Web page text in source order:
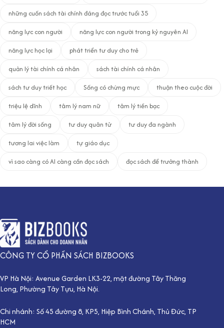
những cuốn sách tài chính đáng đọc trước tuổi 35
năng lực con người
năng lực con người trong kỷ nguyên AI
năng lực học lại
phát triển tư duy cho trẻ
quản lý tài chính cá nhân
sách tài chính cá nhân
sách tư duy triết học
Sống có chừng mực
thuận theo cuộc đời
triệu lệ dĩnh
tâm lý nam nữ
tâm lý tiền bạc
tâm lý đời sống
tư duy quân tử
tư duy đa ngành
tương lai việc làm
tự giáo dục
vì sao càng có AI càng cần đọc sách
đọc sách để trưởng thành
CÔNG TY CỔ PHẦN SÁCH BIZBOOKS
VP Hà Nội: Avenue Garden LK3-22, mặt đường Tây Thăng
Long, Phường Tây Tựu, Hà Nội.
Chi nhánh: Số 45 đường 8, KP5, Hiệp Bình Chánh, Thủ Đức, TP
HCM